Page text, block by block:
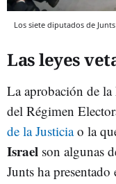
Los siete diputados de
Las leyes
La aprobación de la
del Régimen
de la Justiciao la
Israel son algunas
Junts ha